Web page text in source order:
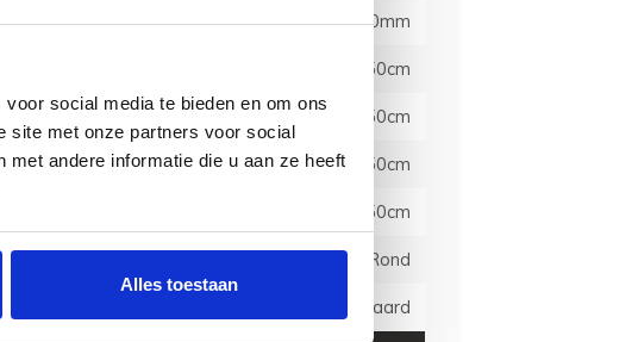
social media te bieden en om ons
site met onze partners voor social
andere informatie die u aan ze heeft
Alles toestaan
trapleuning 20x20mm
50cm
50cm
50cm
50cm
Schroefmontage Rond
Standaard